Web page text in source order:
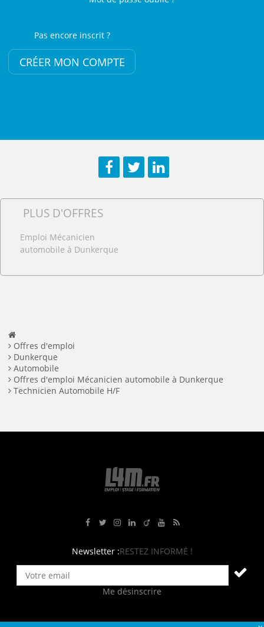
Pas encore inscrit ?
CRÉER MON COMPTE
PLUS D'OFFRES
Emploi Mécanicien
automobile à Dunkerque
Offres d'emploi
Dunkerque
Automobile
Offres d'emploi Mécanicien automobile à Dunkerque
Technicien Automobile H/F
Newsletter :RESTEZ INFORMÉ !
Me désinscrire